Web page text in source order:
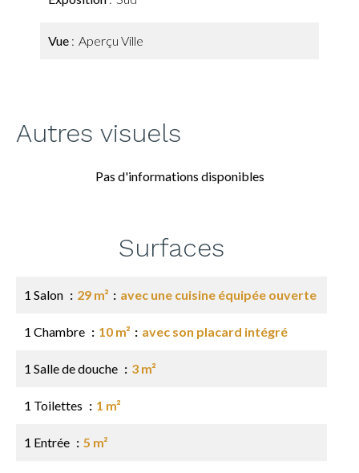
Vue Aperçu Ville
Autres visuels
Pas d'informations disponibles
Surfaces
1 Salon 29 m² avec une cuisine équipée ouverte
1 Chambre 10 m² avec son placard intégré
1 Salle de douche 3 m²
1 Toilettes 1 m²
1 Entrée 5 m²